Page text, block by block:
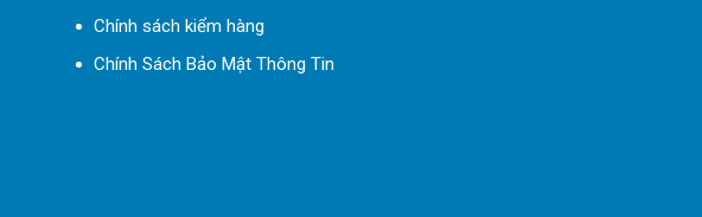
Chính sách kiểm hàng
Chính Sách Bảo Mật Thông Tin